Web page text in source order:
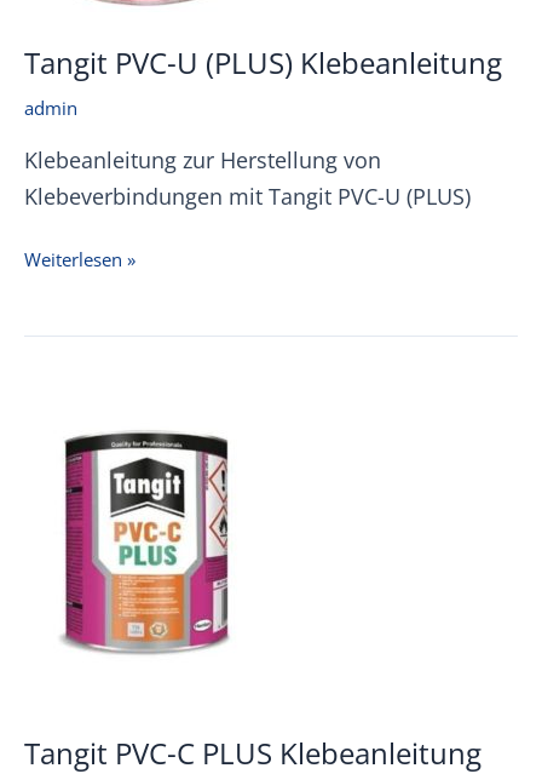
Tangit PVC-U (PLUS) Klebeanleitung
admin
Klebeanleitung zur Herstellung von
Klebeverbindungen mit Tangit PVC-U (PLUS)
Tangit
U
Weiterlesen »
Tangit PVC-C PLUS Klebeanleitung